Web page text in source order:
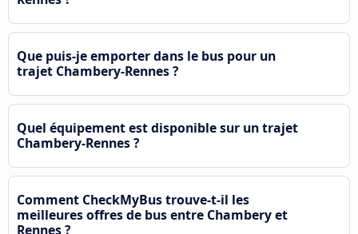
Que puis-je emporter dans le bus pour un
trajet Chambery-Rennes ?
Quel équipement est disponible sur un trajet
Chambery-Rennes ?
Comment CheckMyBus trouve-t-il les
meilleures offres de bus entre Chambery et
Rennes ?